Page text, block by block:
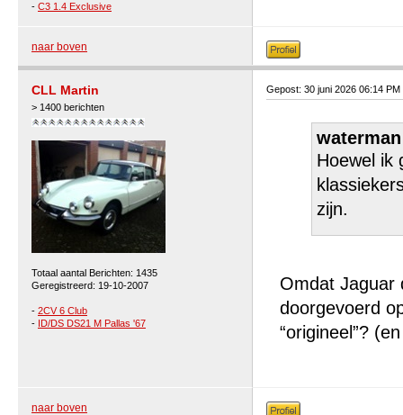
- C3 1.4 Exclusive
naar boven
CLL Martin
> 1400 berichten
Totaal aantal Berichten: 1435
Geregistreerd: 19-10-2007
- 2CV 6 Club
- ID/DS DS21 M Pallas '67
Gepost: 30 juni 2026 06:14 PM
Hoewel ik
zijn.
Omdat Jaguar
doorgevoerd
“origineel”?
naar boven